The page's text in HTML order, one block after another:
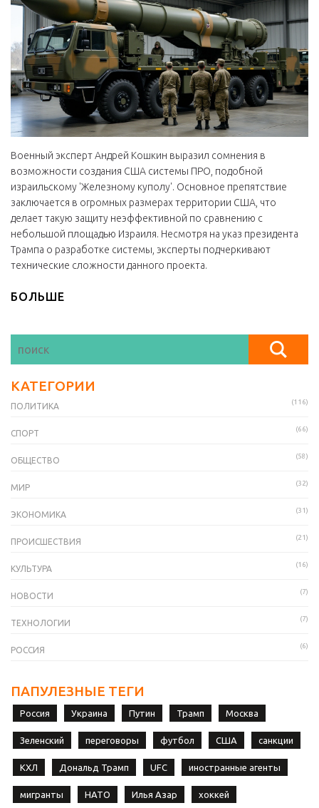
Военный эксперт Андрей Кошкин выразил сомнения в
возможности создания США системы ПРО, подобной
израильскому 'Железному куполу'. Основное препятствие
заключается в огромных размерах территории США, что
делает такую защиту неэффективной по сравнению с
небольшой площадью Израиля. Несмотря на указ президента
Трампа о разработке системы, эксперты подчеркивают
технические сложности данного проекта.
БОЛЬШЕ
КАТЕГОРИИ
ПОЛИТИКА (116)
СПОРТ (66)
ОБЩЕСТВО (58)
МИР (32)
ЭКОНОМИКА (31)
ПРОИСШЕСТВИЯ (21)
КУЛЬТУРА (16)
НОВОСТИ (7)
ТЕХНОЛОГИИ (7)
РОССИЯ (6)
ПАПУЛЕЗНЫЕ ТЕГИ
Россия Украина Путин Трамп Москва
Зеленский переговоры футбол США санкции
КХЛ Дональд Трамп UFC иностранные агенты
мигранты НАТО Илья Азар хоккей